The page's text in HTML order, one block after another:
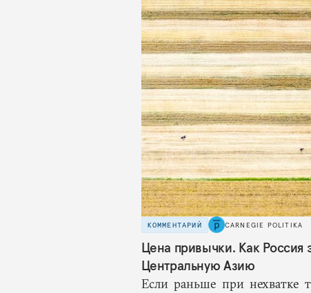
КОММЕНТАРИЙ CARNEGIE POLITIKA
Цена привычки. Как Россия
Центральную Азию
Если раньше при нехватке